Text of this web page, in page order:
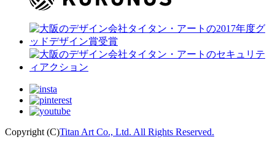
Copyright (C)Titan Art Co., Ltd. All Rights Reserved.